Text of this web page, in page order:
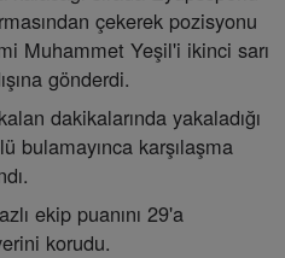
çekerek pozisyonu
Muhammet Yeşil'i ikinci sarı
gönderdi.
dakikalarında yakaladığı
bulamayınca karşılaşma
ekip puanını 29'a
korudu.